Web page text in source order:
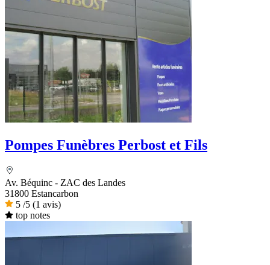
Pompes Funèbres Perbost et Fils
Av. Béquinc - ZAC des Landes
31800 Estancarbon
5 /5 (1 avis)
top notes